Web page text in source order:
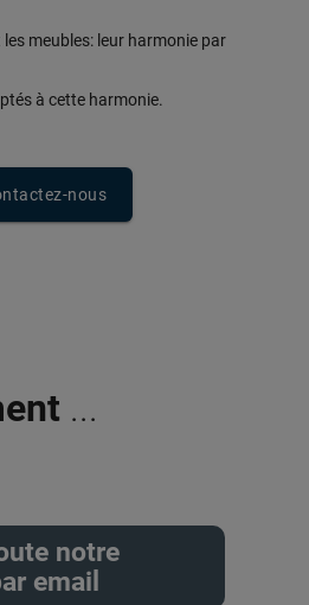
meubles: leur harmonie par
à cette harmonie.
nous
...
notre
email